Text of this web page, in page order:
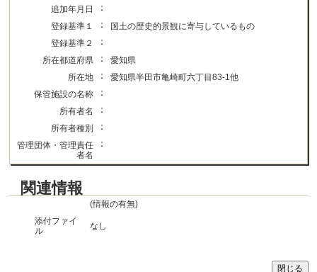
追加年月日
：
登録基準１ ：
国土の歴史的景観に寄与しているもの
登録基準２
：
所在都道府県 ：
愛知県
所在地
：
愛知県半田市亀崎町六丁目83-1他
保管施設の名称
：
所有者名 ：
所有者種別 ：
管理団体・管理責任
者名
：
関連情報
(情報の有無)
添付ファイ
ル
なし